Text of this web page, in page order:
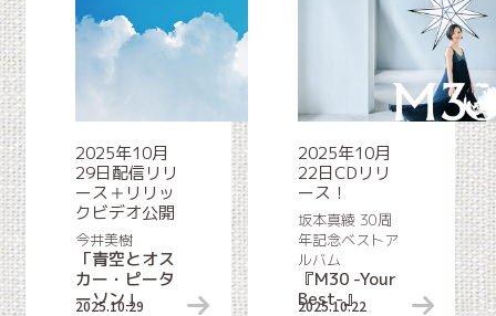
2025.10.29 リリース情報
2025年10月
29日配信リリ
ース＋リリッ
クビデオ公開
今井美樹
「青空とオス
カー・ピータ
ーソン」
2025.10.22
2025年10月
22日CDリリ
ース！
坂本真綾 30周
年記念ベストア
ルバム
『M30 -Your
Best-』